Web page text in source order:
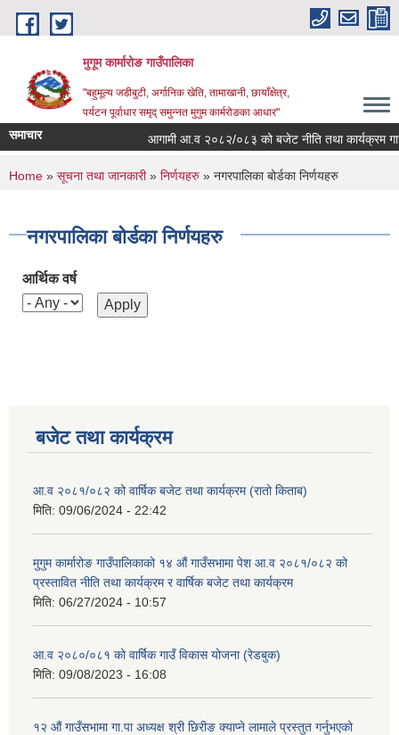
Skip to main content
मुगूम कार्मारोङ गाउँपालिका
"बहुमूल्य जडीबुटी, अर्गानिक खेति, तामाखानी, छायाँक्षेत्र,
पर्यटन पूर्वाधार समृद् समुन्नत मुगुम कार्मरोङका आधार"
समाचार आगामी आ.व २०८२/०८३ को बजेट नीति तथा कार्यक्रम
You are here
Home » सूचना तथा जानकारी» निर्णयहरु » नगरपालिका बोर्डका निर्णयहरु
नगरपालिका बोर्डका निर्णयहरु
आर्थिक वर्ष
बजेट तथा कार्यक्रम
आ.व २०८१/०८२ को वार्षिक बजेट तथा कार्यक्रम (रातो किताब)
मिति: 09/06/2024 - 22:42
मुगुम कार्मारोङ गाउँपालिकाको १४ औं गाउँसभामा पेश आ.व २०८१/०८२ को
प्रस्तावित नीति तथा कार्यक्रम र वार्षिक बजेट तथा कार्यक्रम
मिति: 06/27/2024 - 10:57
आ.व २०८०/०८१ को वार्षिक गाउँ विकास योजना (रेडबुक)
मिति: 09/08/2023 - 16:08
१२ औं गाउँसभामा गा.पा अध्यक्ष श्री छिरीङ क्याप्ने लामाले प्रस्तुत गर्नुभएको